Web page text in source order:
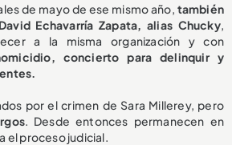
de mayo de ese mismo año, también
Echavarría Zapata, alias Chucky,
a la misma organización y con
concierto para delinquir y
por el crimen de Sara Millerey, pero
. Desde entonces permanecen en
el proceso judicial.